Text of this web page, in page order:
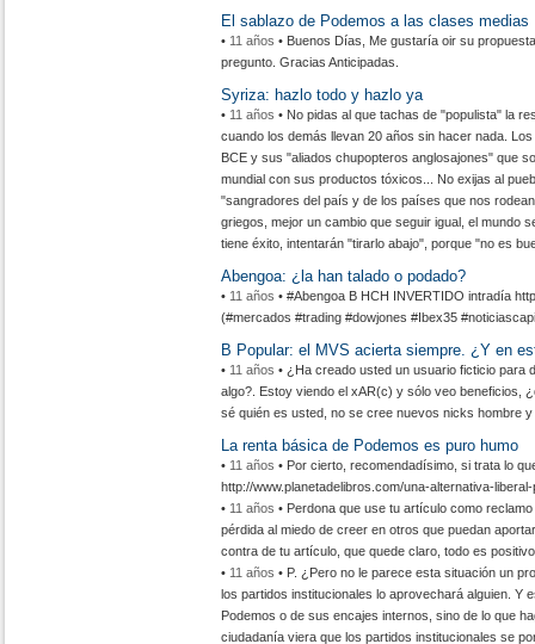
El sablazo de Podemos a las clases medias
• 11 años • Buenos Días, Me gustaría oir su
pregunto. Gracias Anticipadas.
Syriza: hazlo todo y hazlo ya
• 11 años • No pidas al que tachas de "populista" la
cuando los demás llevan 20 años sin hacer nada.
BCE y sus "aliados chupopteros anglosajones" que
mundial con sus productos tóxicos... No exijas al
"sangradores del país y de los países que nos
griegos, mejor un cambio que seguir igual, el mundo
tiene éxito, intentarán "tirarlo abajo", porque "no es
Abengoa: ¿la han talado o podado?
• 11 años • #Abengoa B HCH INVERTIDO intradía
(#mercados #trading #dowjones #Ibex35
B Popular: el MVS acierta siempre. ¿Y en
• 11 años • ¿Ha creado usted un usuario ficticio para
algo?. Estoy viendo el xAR(c) y sólo veo beneficios,
sé quién es usted, no se cree nuevos nicks hombre
La renta básica de Podemos es puro humo
• 11 años • Por cierto, recomendadísimo, si trata lo
http://www.planetadelibros.com/una-alternativa-
• 11 años • Perdona que use tu artículo como
pérdida al miedo de creer en otros que puedan
contra de tu artículo, que quede claro, todo es
• 11 años • P. ¿Pero no le parece esta situación un
los partidos institucionales lo aprovechará alguien. Y
Podemos o de sus encajes internos, sino de lo que
ciudadanía viera que los partidos institucionales se